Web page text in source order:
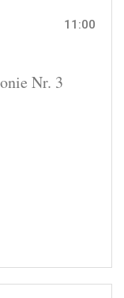
11:00
Nr. 3